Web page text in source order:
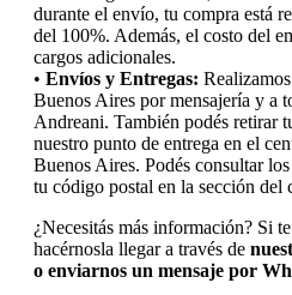
durante el envío, tu compra está
del 100%. Además, el costo del
cargos adicionales.
• Envíos y Entregas:
Buenos Aires por mensajería y a
Andreani. También podés retirar
nuestro punto de entrega en el
Buenos Aires. Podés consultar
tu código postal en la sección del
¿Necesitás más información? Si
hacérnosla llegar a través de
o enviarnos un mensaje por